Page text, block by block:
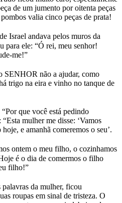
de um jumento por oitenta peças
valia cinco peças de prata!
Israel andava pelos muros da
para ele: “Ó rei, meu senhor!
me!”
SENHOR não a ajudar, como
trigo na eira e vinho no tanque de
que você está pedindo
mulher me disse: ‘Vamos
e amanhã comeremos o seu’.
ontem o meu filho, o cozinhamos
é o dia de comermos o filho
filho!”
da mulher, ficou
roupas em sinal de tristeza. O